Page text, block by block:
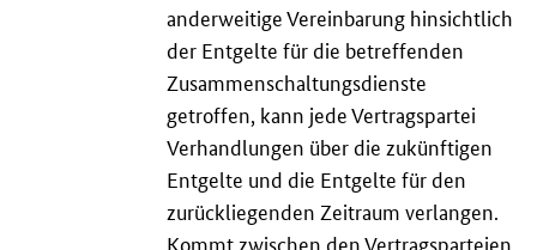
anderweitige Vereinbarung hinsichtlich
der Entgelte für die betreffenden
Zusammenschaltungsdienste
getroffen, kann jede Vertragspartei
Verhandlungen über die zukünftigen
Entgelte und die Entgelte für den
zurückliegenden Zeitraum verlangen.
Kommt zwischen den Vertragsparteien